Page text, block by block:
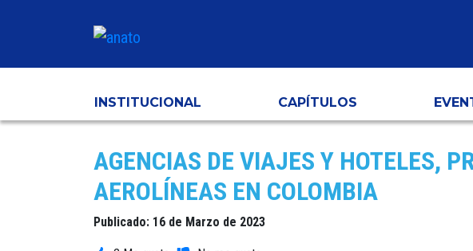
INSTITUCIONAL CAPÍTULOS
AGENCIAS DE VIAJES Y HOTELES,
AEROLÍNEAS EN COLOMBIA
Publicado: 16 de Marzo de 2023